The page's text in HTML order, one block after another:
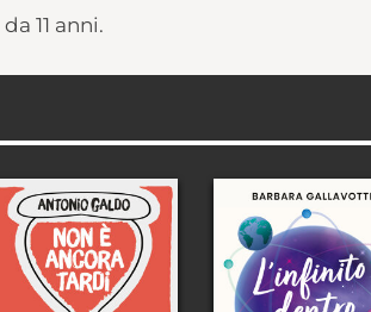
11 anni.